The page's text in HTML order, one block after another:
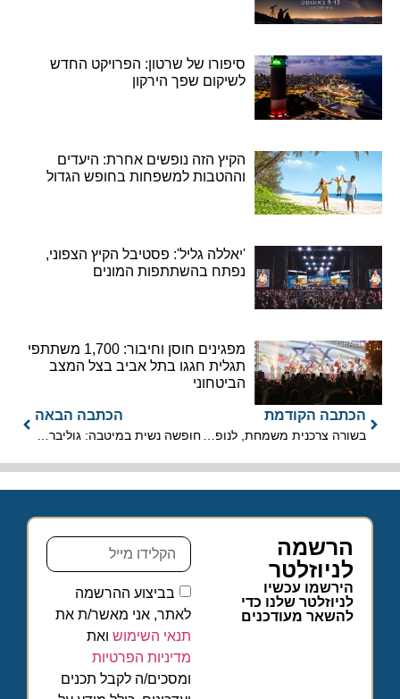
סיפורו של שרטון: הפרויקט החדש
לשיקום שפך הירקון
הקיץ הזה נופשים אחרת: היעדים
וההטבות למשפחות בחופש הגדול
'יאללה גליל': פסטיבל הקיץ הצפוני,
נפתח בהשתתפות המונים
מפגינים חוסן וחיבור: 1,700 משתתפי
תגלית חגגו בתל אביב בצל המצב
הביטחוני
הכתבה הקודמת הכתבה הבאה
הרשמה
לניוזלטר
הירשמו עכשיו
לניוזלטר שלנו כדי
להשאר מעודכנים
בביצוע ההרשמה
לאתר, אני מאשר/ת את
תנאי השימוש ואת
מדיניות הפרטיות
ומסכים/ה לקבל תכנים